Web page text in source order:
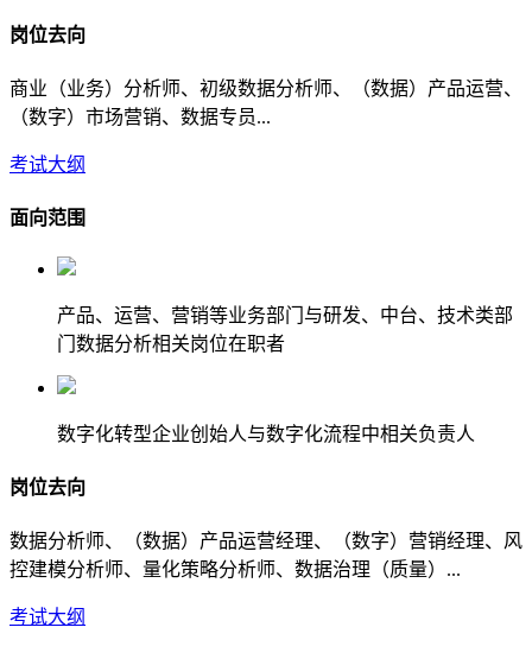
岗位去向
商业（业务）分析师、初级数据分析师、（数据）产品运营、
（数字）市场营销、数据专员...
考试大纲
面向范围
产品、运营、营销等业务部门与研发、中台、技术类部
门数据分析相关岗位在职者
数字化转型企业创始人与数字化流程中相关负责人
岗位去向
数据分析师、（数据）产品运营经理、（数字）营销经理、风
控建模分析师、量化策略分析师、数据治理（质量）...
考试大纲